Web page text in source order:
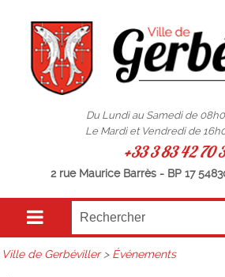
Du Lundi au Samedi de
Le Mardi et Vendredi de
+33 3 83 42 70
2 rue Maurice Barrès - BP 17
Ville de Gerbéviller> Événements